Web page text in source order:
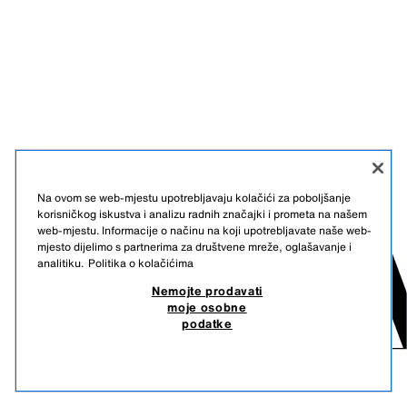
Na ovom se web-mjestu upotrebljavaju kolačići za poboljšanje
korisničkog iskustva i analizu radnih značajki i prometa na našem
web-mjestu. Informacije o načinu na koji upotrebljavate naše web-
mjesto dijelimo s partnerima za društvene mreže, oglašavanje i
analitiku. Politika o kolačićima
Nemojte prodavati
moje osobne
podatke